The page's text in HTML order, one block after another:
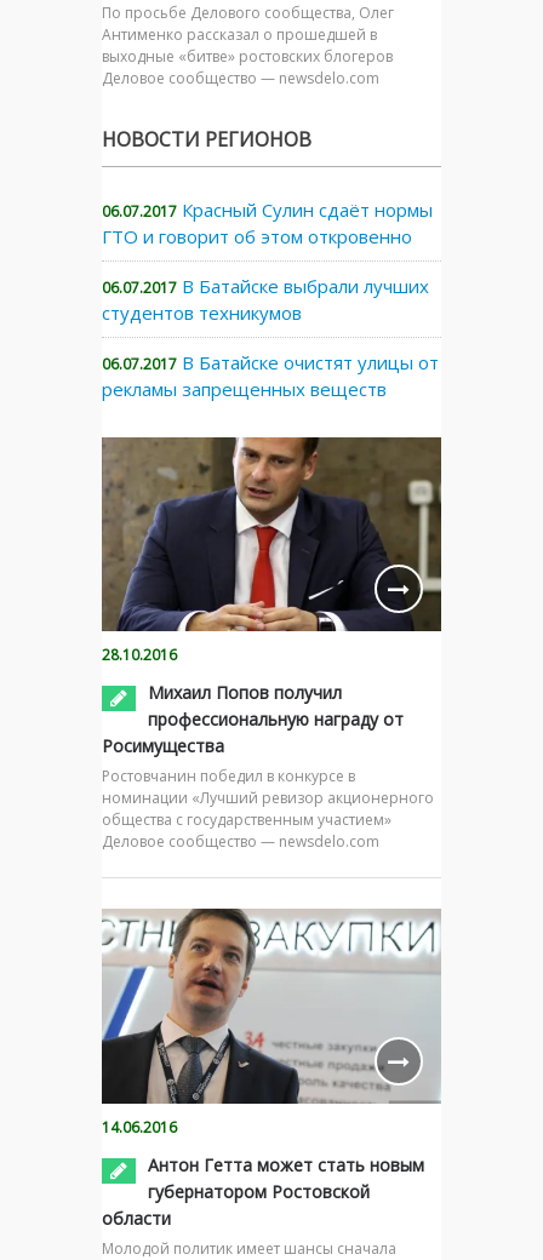
По просьбе Делового сообщества, Олег
Антименко рассказал о прошедшей в
выходные «битве» ростовских блогеров
Деловое сообщество — newsdelo.com
НОВОСТИ РЕГИОНОВ
06.07.2017 Красный Сулин сдаёт нормы
ГТО и говорит об этом откровенно
06.07.2017 В Батайске выбрали лучших
студентов техникумов
06.07.2017 В Батайске очистят улицы от
рекламы запрещенных веществ
28.10.2016
Михаил Попов получил
профессиональную награду от
Росимущества
Ростовчанин победил в конкурсе в
номинации «Лучший ревизор акционерного
общества с государственным участием»
Деловое сообщество — newsdelo.com
14.06.2016
Антон Гетта может стать новым
губернатором Ростовской
области
Молодой политик имеет шансы сначала